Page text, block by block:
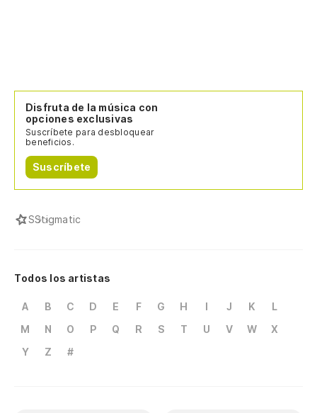
Disfruta de la música con
opciones exclusivas
Suscríbete para desbloquear
beneficios.
Suscríbete
SStigmatic
Todos los artistas
A B C D E F G H I J K
L
M
N O P Q R S T U V W
X
Y
Z #